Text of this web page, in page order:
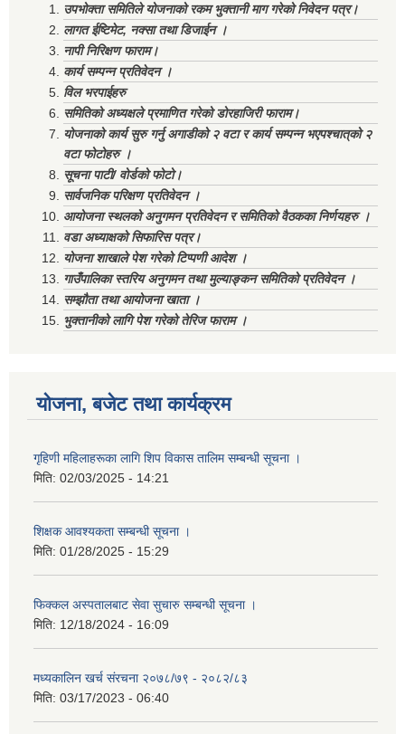
उपभोक्ता समितिले योजनाको रकम भुक्तानी माग गरेको निवेदन पत्र।
लागत ईष्टिमेट, नक्सा तथा डिजाईन ।
नापी निरिक्षण फाराम।
कार्य सम्पन्न प्रतिवेदन ।
विल भरपाईहरु
समितिको अध्यक्षले प्रमाणित गरेको डोरहाजिरी फाराम।
योजनाको कार्य सुरु गर्नु अगाडीको २ वटा र कार्य सम्पन्न भएपश्चात्‌को २
वटा फोटोहरु ।
सूचना पाटी/ वोर्डको फोटो।
सार्वजनिक परिक्षण प्रतिवेदन ।
आयोजना स्थलको अनुगमन प्रतिवेदन र समितिको वैठकका निर्णयहरु ।
वडा अध्याक्षको सिफारिस पत्र।
योजना शाखाले पेश गरेको टिप्पणी आदेश ।
गाउँपालिका स्तरिय अनुगमन तथा मुल्याङ्कन समितिको प्रतिवेदन ।
सम्झौता तथा आयोजना खाता ।
भुक्तानीको लागि पेश गरेको तेरिज फाराम ।
योजना, बजेट तथा कार्यक्रम
गृहिणी महिलाहरूका लागि शिप विकास तालिम सम्बन्धी सूचना ‌।
मिति: 02/03/2025 - 14:21
शिक्षक आवश्यकता सम्बन्धी सूचना ।
मिति: 01/28/2025 - 15:29
फिक्कल अस्पतालबाट सेवा सुचारु सम्बन्धी सूचना ।
मिति: 12/18/2024 - 16:09
मध्यकालिन खर्च संरचना २०७८/७९ - २०८२/८३
मिति: 03/17/2023 - 06:40